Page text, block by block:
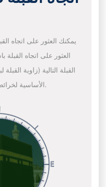
يمكنك العثور على اتجاه
العثور على اتجاه
القبلة التالية (زاوية
الأساسية لخرائط جوجل للعثور على اتجاه القبلة.